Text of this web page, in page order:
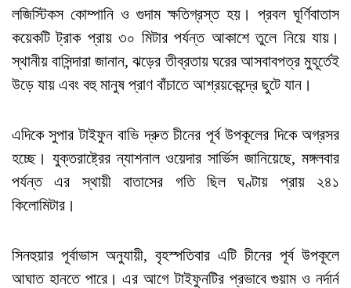
লজিস্টিকস কোম্পানি ও গুদাম ক্ষতিগ্রস্ত হয়। প্রবল ঘূর্ণিবাতাস
কয়েকটি ট্রাক প্রায় ৩০ মিটার পর্যন্ত আকাশে তুলে নিয়ে যায়।
স্থানীয় বাসিন্দারা জানান, ঝড়ের তীব্রতায় ঘরের আসবাবপত্র মুহূর্তেই
উড়ে যায় এবং বহু মানুষ প্রাণ বাঁচাতে আশ্রয়কেন্দ্রে ছুটে যান।
এদিকে সুপার টাইফুন বাভি দ্রুত চীনের পূর্ব উপকূলের দিকে অগ্রসর
হচ্ছে। যুক্তরাষ্ট্রের ন্যাশনাল ওয়েদার সার্ভিস জানিয়েছে, মঙ্গলবার
পর্যন্ত এর স্থায়ী বাতাসের গতি ছিল ঘণ্টায় প্রায় ২৪১
কিলোমিটার।
সিনহুয়ার পূর্বাভাস অনুযায়ী, বৃহস্পতিবার এটি চীনের পূর্ব উপকূলে
আঘাত হানতে পারে। এর আগে টাইফুনটির প্রভাবে গুয়াম ও নর্দার্ন